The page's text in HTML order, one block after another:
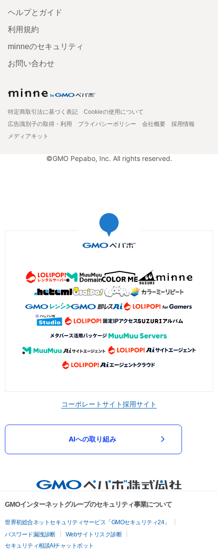
ヘルプとガイド
利用規約
minneのセキュリティ
お問い合わせ
特定商取引法に基づく表記
Cookieの使用について
広告識別子の取得・利用
プライバシーポリシー 会社概要
採用情報
メディアキット
©GMO Pepabo, Inc. All rights reserved.
コーポレートサイト採用サイト
AIへの取り組み
GMOインターネットグループのセキュリティ事業について
世界初総合ネットセキュリティサービス「GMOセキュリティ24」
パスワード漏洩診断
Webサイトリスク診断
セキュリティ相談AIチャットボット